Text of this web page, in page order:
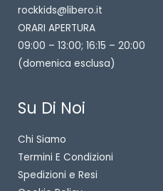
rockkids@libero.it
ORARI APERTURA
09:00 – 13:00; 16:15 – 20:00
(domenica esclusa)
Su Di Noi
Chi Siamo
Termini E Condizioni
Spedizioni e Resi